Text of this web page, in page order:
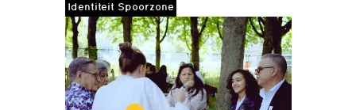
Identiteit Spoorzone